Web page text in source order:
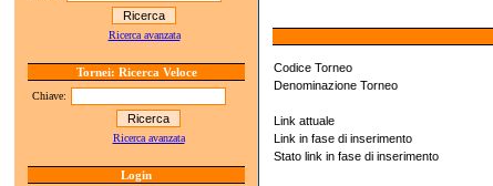
Ricerca avanzata
Tornei: Ricerca Veloce
Chiave:
Ricerca avanzata
Login
Codice Torneo
Denominazione Torneo
Link attuale
Link in fase di inserimento
Stato link in fase di inserimento